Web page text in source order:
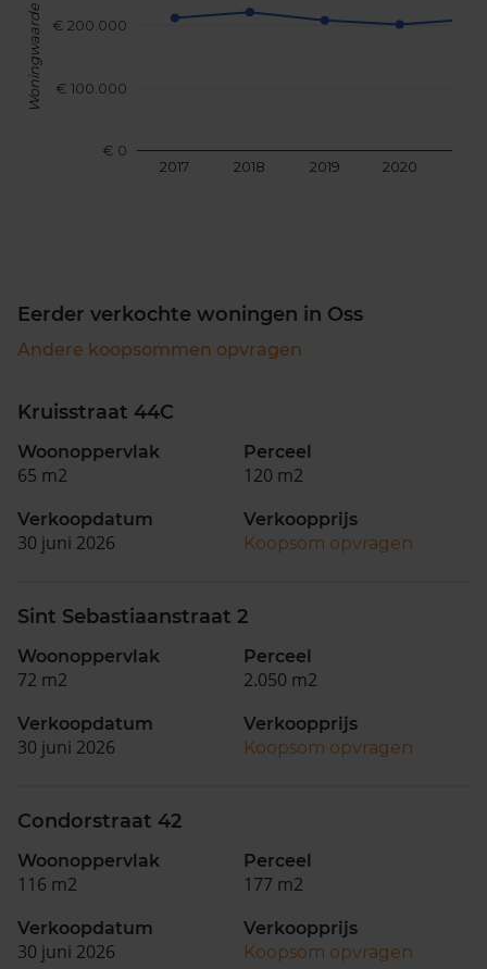
2017 2018 2019 2020
€ 0
€ 100.000
€ 200.000
Woningwaarde
Eerder verkochte woningen in Oss
Andere koopsommen opvragen
Kruisstraat 44C
Woonoppervlak
65 m2
Perceel
120 m2
Verkoopdatum
30 juni 2026
Verkoopprijs
Koopsom opvragen
Sint Sebastiaanstraat 2
Woonoppervlak
72 m2
Perceel
2.050 m2
Verkoopdatum
30 juni 2026
Verkoopprijs
Koopsom opvragen
Condorstraat 42
Woonoppervlak
116 m2
Perceel
177 m2
Verkoopdatum
30 juni 2026
Verkoopprijs
Koopsom opvragen